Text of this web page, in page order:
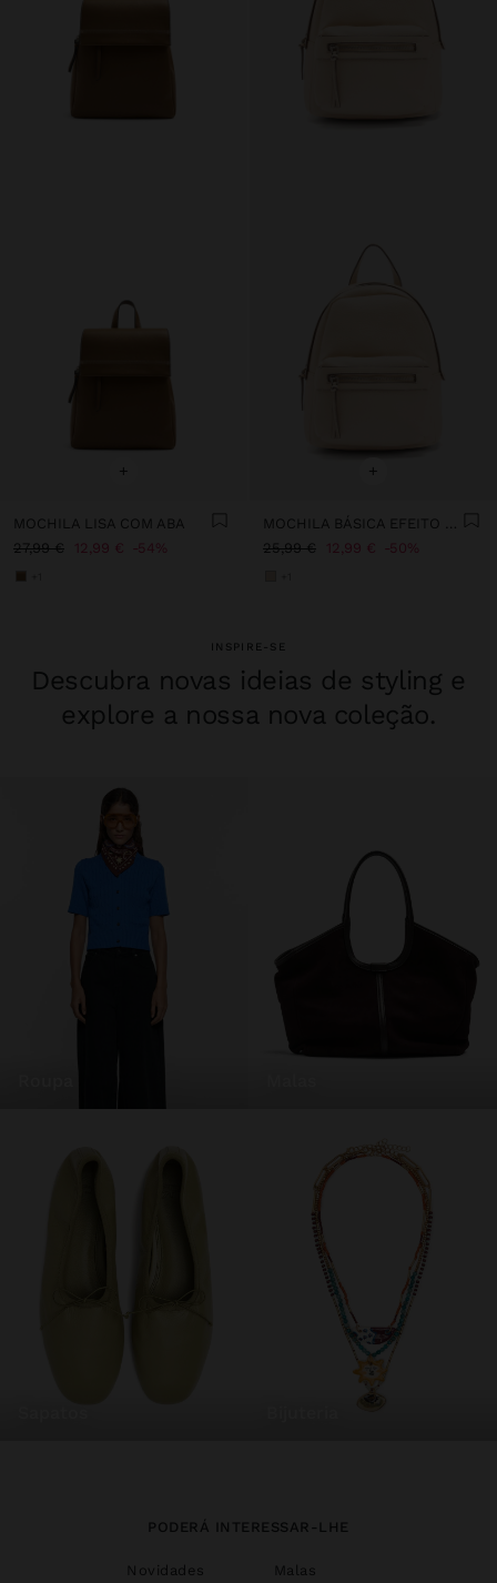
+
MOCHILA LISA COM ABA
27,99 €
12,99 € 54%
+
MOCHILA BÁSICA EFEITO PELE
25,99 €
12,99 € 50%
INSPIRE-SE
Descubra novas ideias de styling e
explore a nossa nova coleção.
PODERÁ INTERESSAR-LHE
Novidades
Malas